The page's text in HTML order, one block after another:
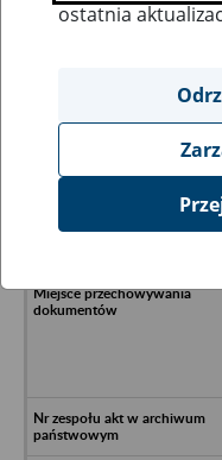
Ukryj wszystkie
ostatnia